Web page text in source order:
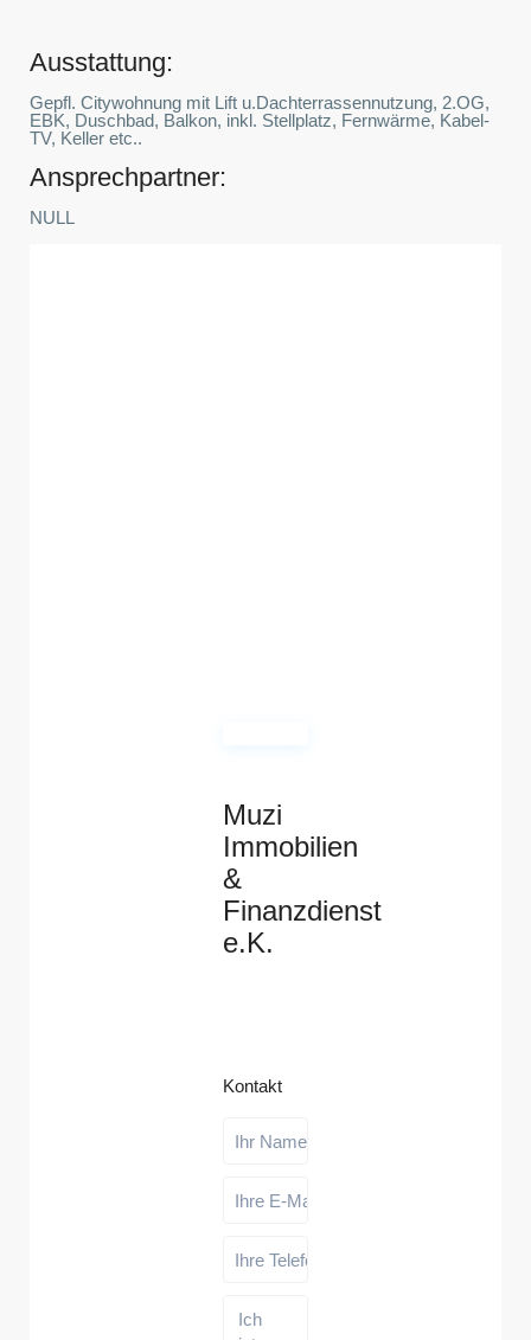
Ausstattung:
Gepfl. Citywohnung mit Lift u.Dachterrassennutzung, 2.OG,
EBK, Duschbad, Balkon, inkl. Stellplatz, Fernwärme, Kabel-
TV, Keller etc..
Ansprechpartner:
NULL
Muzi
Immobilien
&
Finanzdienst
e.K.
Kontakt